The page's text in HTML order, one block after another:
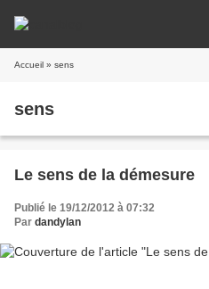
Accueil » sens
sens
Le sens de la démesure
Publié le 19/12/2012 à 07:32
Par dandylan